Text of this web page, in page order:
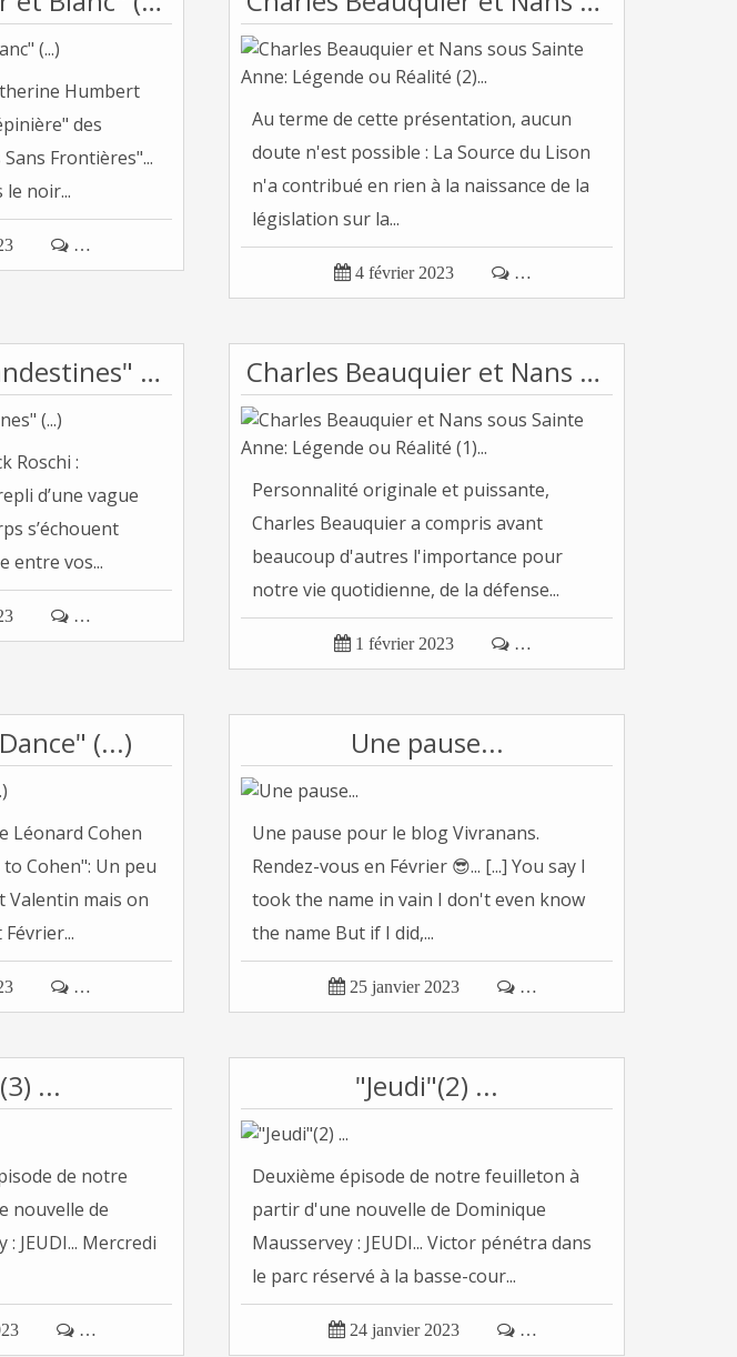
Humbert
des
Frontières"...
le noir...
 …
Au terme de cette présentation, aucun
doute n'est possible : La Source du Lison
n'a contribué en rien à la naissance de la
législation sur la...
 4 février 2023  …
Frontières : "Clandestines" (...)
Roschi :
d’une vague
s’échouent
entre vos...
 …
Charles Beauquier et Nans sous Sainte Anne: Légende ou Réalité (1)...
Personnalité originale et puissante,
Charles Beauquier a compris avant
beaucoup d'autres l'importance pour
notre vie quotidienne, de la défense...
 1 février 2023  …
(...)
Léonard Cohen
Cohen": Un peu
Valentin mais on
 …
Une pause...
Une pause pour le blog Vivranans.
Rendez-vous en Février 😎... [...] You say I
took the name in vain I don't even know
the name But if I did,...
 25 janvier 2023  …
...
de notre
nouvelle de
JEUDI... Mercredi
 …
"Jeudi"(2) ...
Deuxième épisode de notre feuilleton à
partir d'une nouvelle de Dominique
Mausservey : JEUDI... Victor pénétra dans
le parc réservé à la basse-cour...
 24 janvier 2023  …